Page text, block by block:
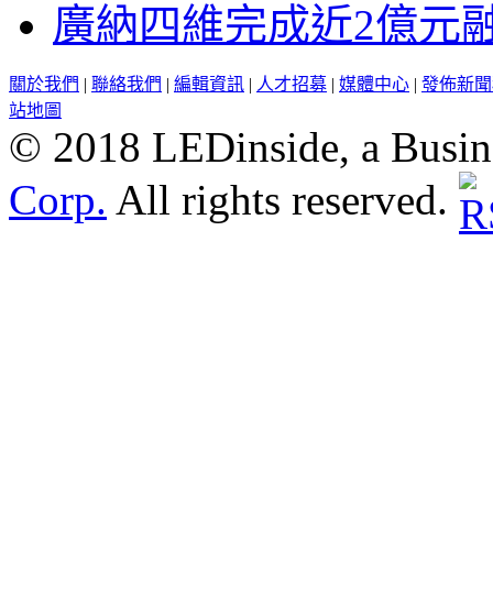
廣納四維完成近2億元
關於我們 | 聯絡我們 | 編輯資訊 | 人才招募 | 媒體中心 | 發佈新
站地圖
© 2018 LEDinside, a
Corp. All rights reserved.